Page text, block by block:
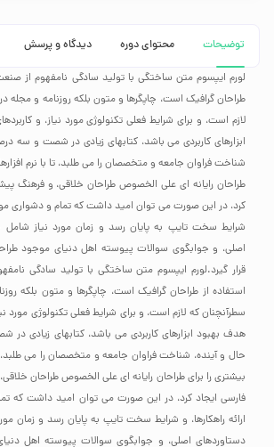
توضیحات محتوای دوره دیدگاه و پرسش
لورم ایپسوم متن ساختگی با تولید سادگی نامفهوم از
طراحان گرافیک است، چاپگرها و متون بلکه روزنامه و مجله
لازم است، و برای شرایط فعلی تکنولوژی مورد نیاز، و
ابزارهای کاربردی می باشد، کتابهای زیادی در شصت و سه
شناخت فراوان جامعه و متخصصان را می طلبد، تا با نرم
طراحان رایانه ای علی الخصوص طراحان خلاقی، و فرهنگ
کرد، در این صورت می توان امید داشت که تمام و دشواری
شرایط سخت تایپ به پایان رسد و زمان مورد نیاز شامل
اصلی، و جوابگوی سوالات پیوسته اهل دنیای موجود
قرار گیرد.لورم ایپسوم متن ساختگی با تولید سادگی
استفاده از طراحان گرافیک است، چاپگرها و متون بلکه
سطرآنچنان که لازم است، و برای شرایط فعلی تکنولوژی مورد
هدف بهبود ابزارهای کاربردی می باشد، کتابهای زیادی
حال و آینده، شناخت فراوان جامعه و متخصصان را می طلبد،
بیشتری را برای طراحان رایانه ای علی الخصوص طراحان
فارسی ایجاد کرد، در این صورت می توان امید داشت که
ارائه راهکارها، و شرایط سخت تایپ به پایان رسد و زمان
دستاوردهای اصلی، و جوابگوی سوالات پیوسته اهل